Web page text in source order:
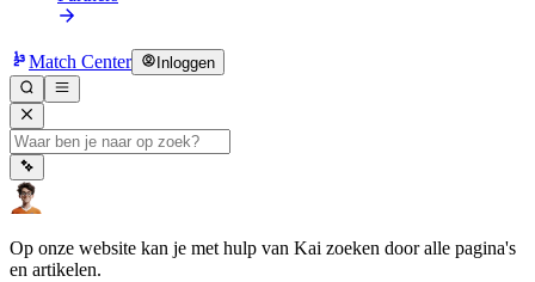
Match Center Inloggen
Op onze website kan je met hulp van Kai zoeken door alle pagina's
en artikelen.